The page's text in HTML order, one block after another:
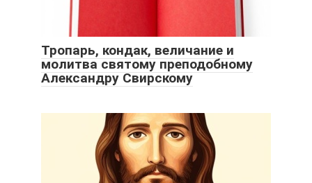
Тропарь, кондак, величание и
молитва святому преподобному
Александру Свирскому